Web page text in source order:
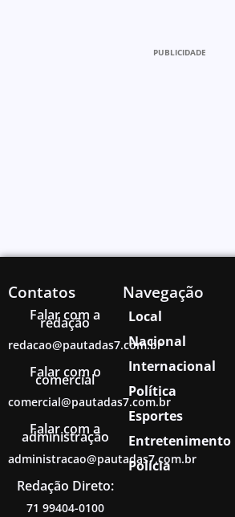
PUBLICIDADE
Contatos
Falar com a
redação
redacao@pautadas7.com.br
Falar com o
comercial
comercial@pautadas7.com.br
Falar com a
administração
administracao@pautadas7.com.br
Redação Direto:
71 99404-0100
Navegação
Local
Nacional
Internacional
Política
Esportes
Entretenimento
Polícia